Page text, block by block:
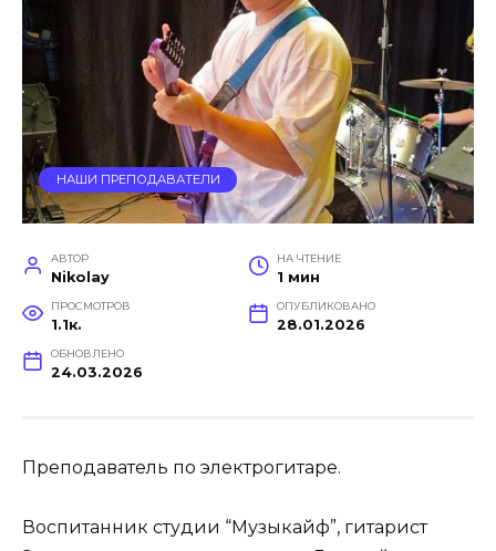
НАШИ ПРЕПОДАВАТЕЛИ
АВТОР
Nikolay
НА ЧТЕНИЕ
1 мин
ПРОСМОТРОВ
1.1к.
ОПУБЛИКОВАНО
28.01.2026
ОБНОВЛЕНО
24.03.2026
Преподаватель по электрогитаре.
Воспитанник студии “Музыкайф”, гитарист